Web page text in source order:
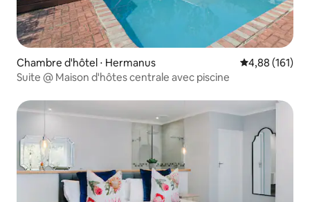
Chambre d'hôtel ⋅ Hermanus Évaluation
4,88 (161)
Suite @ Maison d'hôtes centrale avec piscine